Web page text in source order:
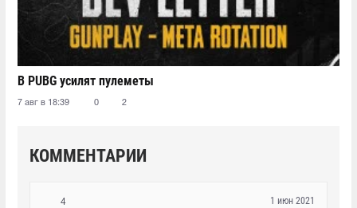
В PUBG усилят пулеметы
7 авг в 18:39 0 2
КОММЕНТАРИИ
4 1 июн 2021